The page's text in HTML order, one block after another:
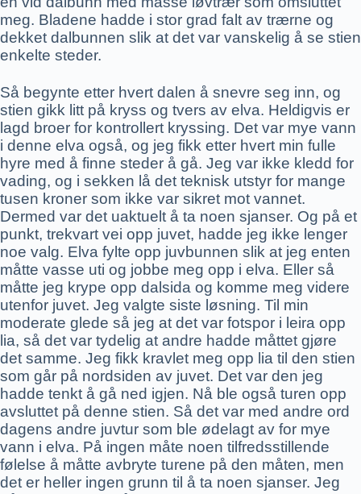
meg. Bladene hadde i stor grad falt av trærne og
dekket dalbunnen slik at det var vanskelig å se stien
enkelte steder.
Så begynte etter hvert dalen å snevre seg inn, og
stien gikk litt på kryss og tvers av elva. Heldigvis er
lagd broer for kontrollert kryssing. Det var mye vann
i denne elva også, og jeg fikk etter hvert min fulle
hyre med å finne steder å gå. Jeg var ikke kledd for
vading, og i sekken lå det teknisk utstyr for mange
tusen kroner som ikke var sikret mot vannet.
Dermed var det uaktuelt å ta noen sjanser. Og på et
punkt, trekvart vei opp juvet, hadde jeg ikke lenger
noe valg. Elva fylte opp juvbunnen slik at jeg enten
måtte vasse uti og jobbe meg opp i elva. Eller så
måtte jeg krype opp dalsida og komme meg videre
utenfor juvet. Jeg valgte siste løsning. Til min
moderate glede så jeg at det var fotspor i leira opp
lia, så det var tydelig at andre hadde måttet gjøre
det samme. Jeg fikk kravlet meg opp lia til den stien
som går på nordsiden av juvet. Det var den jeg
hadde tenkt å gå ned igjen. Nå ble også turen opp
avsluttet på denne stien. Så det var med andre ord
dagens andre juvtur som ble ødelagt av for mye
vann i elva. På ingen måte noen tilfredsstillende
følelse å måtte avbryte turene på den måten, men
det er heller ingen grunn til å ta noen sjanser. Jeg